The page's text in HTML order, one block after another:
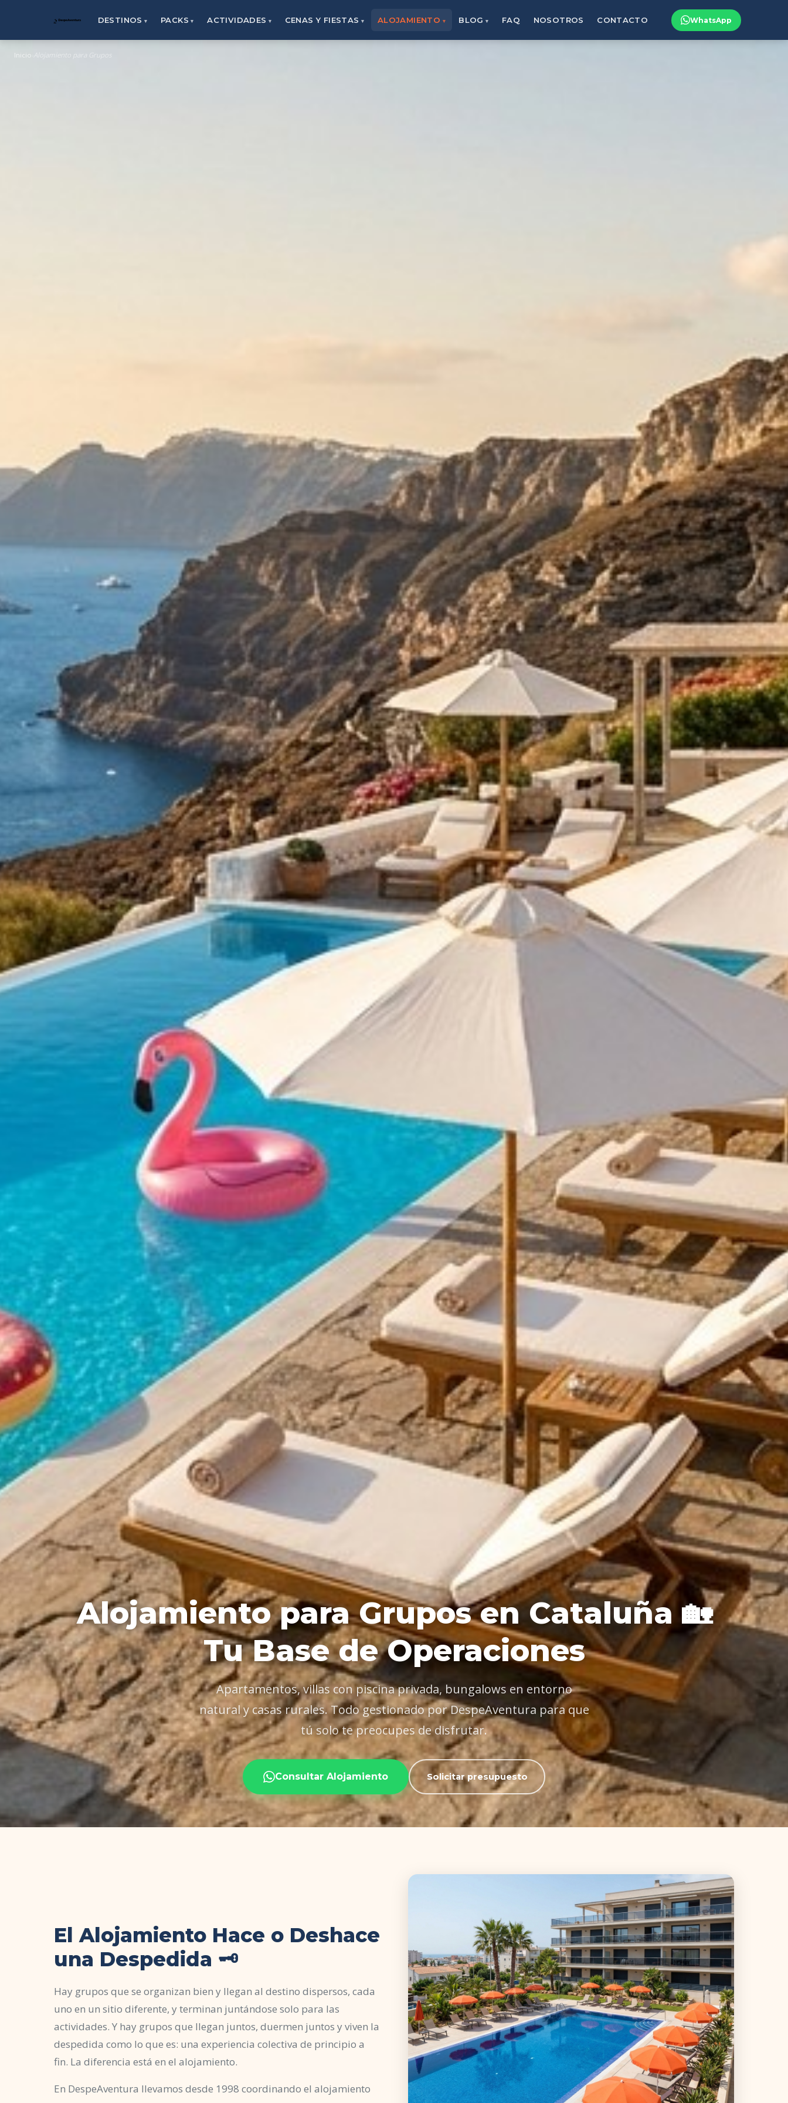
DESTINOS PACKS ACTIVIDADES CENAS Y FIESTAS ALOJAMIENTO BLOG FAQ NOSOTROS CONTACTO WhatsApp
Inicio Alojamiento para Grupos
Alojamiento para Grupos en Cataluña 🏡
Tu Base de Operaciones
Apartamentos, villas con piscina privada, bungalows en entorno
natural y casas rurales. Todo gestionado por DespeAventura para que
tú solo te preocupes de disfrutar.
Consultar Alojamiento Solicitar presupuesto
El Alojamiento Hace o Deshace
una Despedida 🗝️
Hay grupos que se organizan bien y llegan al destino dispersos, cada
uno en un sitio diferente, y terminan juntándose solo para las
actividades. Y hay grupos que llegan juntos, duermen juntos y viven la
despedida como lo que es: una experiencia colectiva de principio a
fin. La diferencia está en el alojamiento.
En DespeAventura llevamos desde 1998 coordinando el alojamiento